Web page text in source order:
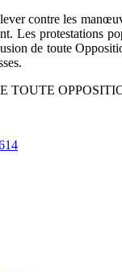
contre les
Les protestations
de toute
TOUTE